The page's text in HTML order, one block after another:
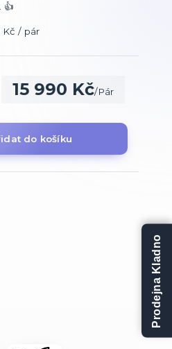
👍
Kč / pár
15 990 Kč/Pár
do košíku
Prodejna Kladno